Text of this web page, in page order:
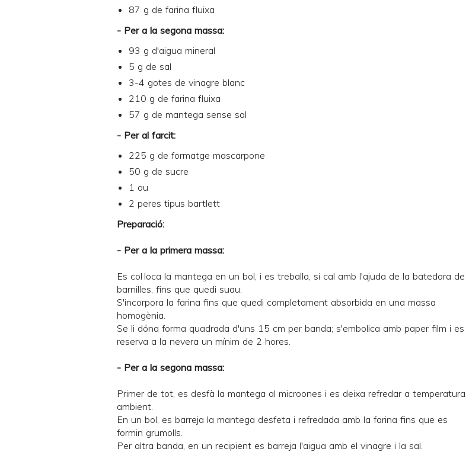
87 g de farina fluixa
- Per a la segona massa:
93 g d'aigua mineral
5 g de sal
3-4 gotes de vinagre blanc
210 g de farina fluixa
57 g de mantega sense sal
- Per al farcit:
225 g de formatge mascarpone
50 g de sucre
1 ou
2 peres tipus bartlett
Preparació:
- Per a la primera massa:
Es col·loca la mantega en un bol, i es treballa, si cal amb l'ajuda de la batedora de
barnilles, fins que quedi suau.
S'incorpora la farina fins que quedi completament absorbida en una massa
homogènia.
Se li dóna forma quadrada d'uns 15 cm per banda; s'embolica amb paper film i es
reserva a la nevera un mínim de 2 hores.
- Per a la segona massa:
Primer de tot, es desfà la mantega al microones i es deixa refredar a temperatura
ambient.
En un bol, es barreja la mantega desfeta i refredada amb la farina fins que es
formin grumolls.
Per altra banda, en un recipient es barreja l'aigua amb el vinagre i la sal.